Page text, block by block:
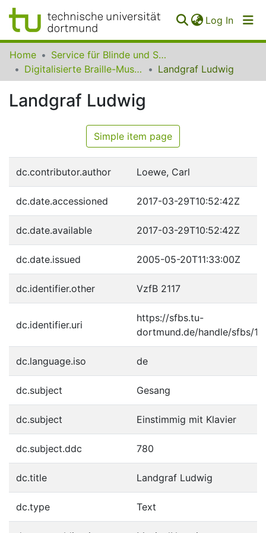
Log In
Communities
Collections
All of SfBS
Home
Service für Blinde und Sehbehinderte der UB Dortmund
Digitalisierte Braille-Musik-Matrizen des VzfB
Landgraf Ludwig
Landgraf Ludwig
Simple item page
dc.contributor.author Loewe, Carl
dc.date.accessioned 2017-03-29T10:52:42Z
dc.date.available 2017-03-29T10:52:42Z
dc.date.issued 2005-05-20T11:33:00Z
dc.identifier.other VzfB 2117
dc.identifier.uri
https://sfbs.tu-
dortmund.de/handle/sfbs/
dc.language.iso de
dc.subject Gesang
dc.subject Einstimmig mit Klavier
dc.subject.ddc 780
dc.title Landgraf Ludwig
dc.type Text